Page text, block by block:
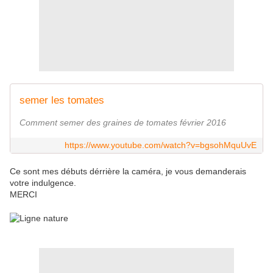
semer les tomates
Comment semer des graines de tomates février 2016
https://www.youtube.com/watch?v=bgsohMquUvE
Ce sont mes débuts dérrière la caméra, je vous demanderais
votre indulgence.
MERCI